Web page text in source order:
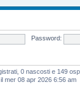
Password:
0 nascosti e 149
mer 08 apr 2026 6:56 am